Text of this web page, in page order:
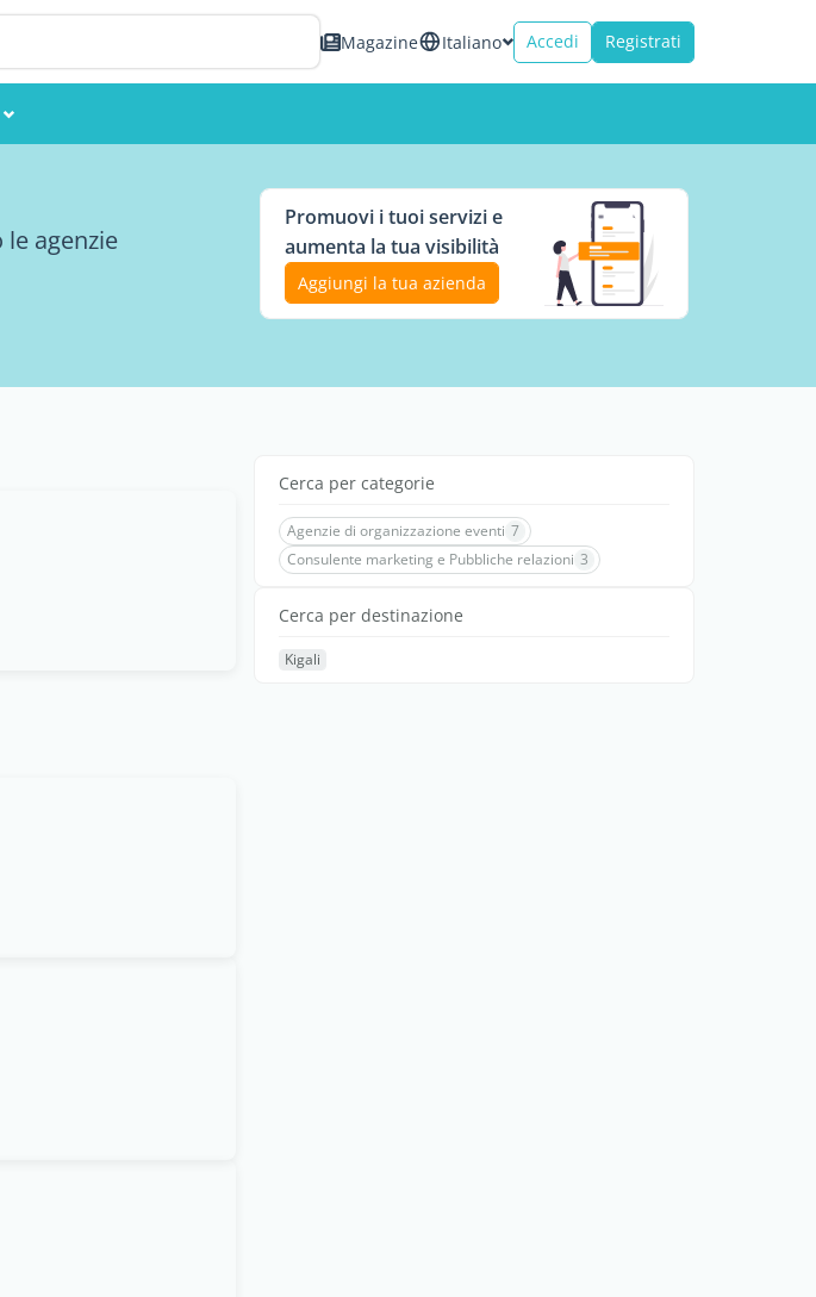
Magazine Italiano Accedi Registrati
agenzie
Promuovi i tuoi servizi e
aumenta la tua visibilità
Aggiungi la tua azienda
Cerca per categorie
Agenzie di organizzazione eventi 7
Consulente marketing e Pubbliche relazioni 3
Cerca per destinazione
Kigali